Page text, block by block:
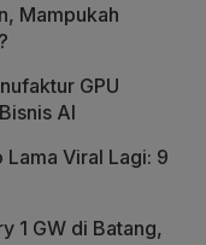
Mampukah
GPU
AI
Viral Lagi: 9
1 GW di Batang,